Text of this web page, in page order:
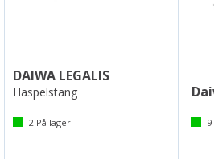
DAIWA LEGALIS
Haspelstang
2 På lager 9